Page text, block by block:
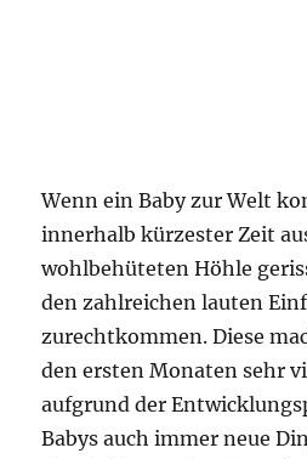
Wenn ein Baby zur Welt
innerhalb kürzester Zeit
wohlbehüteten Höhle
den zahlreichen lauten
zurechtkommen. Diese
den ersten Monaten sehr
aufgrund der
Babys auch immer neue